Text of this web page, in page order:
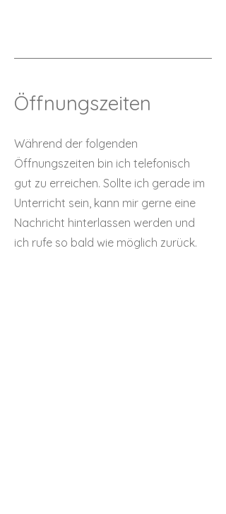
Öffnungszeiten
Während der folgenden
Öffnungszeiten bin ich telefonisch
gut zu erreichen. Sollte ich gerade im
Unterricht sein, kann mir gerne eine
Nachricht hinterlassen werden und
ich rufe so bald wie möglich zurück.